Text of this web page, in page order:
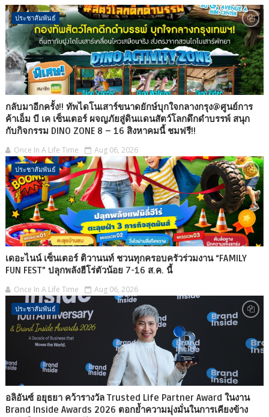
ประชาสัมพันธ์
กลับมาอีกครั้ง!! ทัพไดโนเสาร์ขนาดยักษ์บุกใจกลางกรุง@ศูนย์การ
ค้าเอ็ม บี เค เซ็นเตอร์ ผจญภัยสู่ดินแดนสัตว์โลกดึกดำบรรพ์ สนุก
กับกิจกรรม DINO ZONE 8 – 16 สิงหาคมนี้ ชมฟรี!!
Once In A Life Time Aug 06, 2026
ประชาสัมพันธ์
เดอะไนน์ เซ็นเตอร์ ติวานนท์ ชวนทุกครอบครัวร่วมงาน “FAMILY
FUN FEST” ปลุกพลังฮีโร่ตัวน้อย 7-16 ส.ค. นี้
Once In A Life Time Aug 06, 2026
ประชาสัมพันธ์
อลิอันซ์ อยุธยา คว้ารางวัล Trusted Life Partner Award ในงาน
Brand Inside Awards 2026 ตอกย้ำความมุ่งมั่นในการเคียงข้าง